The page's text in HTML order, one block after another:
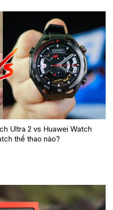
Ultra 2 vs Huawei Watch
thể thao nào?